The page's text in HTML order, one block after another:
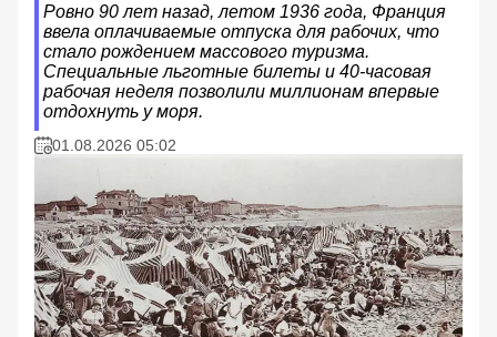
Ровно 90 лет назад, летом 1936 года, Франция
ввела оплачиваемые отпуска для рабочих, что
стало рождением массового туризма.
Специальные льготные билеты и 40-часовая
рабочая неделя позволили миллионам впервые
отдохнуть у моря.
01.08.2026 05:02